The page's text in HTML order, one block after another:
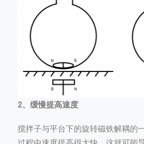
2、缓慢提高速度
搅拌子与平台下的旋转磁铁解耦的